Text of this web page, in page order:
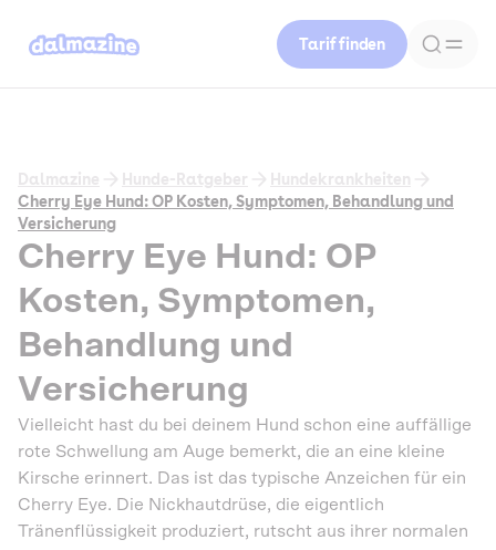
Tarif finden
Dalmazine Hunde-Ratgeber
Hundekrankheiten
Cherry Eye Hund: OP Kosten, Symptomen, Behandlung und
Versicherung
Cherry Eye Hund: OP
Kosten, Symptomen,
Behandlung und
Versicherung
Vielleicht hast du bei deinem Hund schon eine auffällige
rote Schwellung am Auge bemerkt, die an eine kleine
Kirsche erinnert. Das ist das typische Anzeichen für ein
Cherry Eye. Die Nickhautdrüse, die eigentlich
Tränenflüssigkeit produziert, rutscht aus ihrer normalen